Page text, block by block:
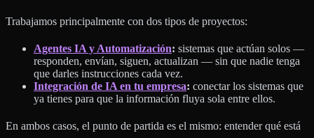
Trabajamos principalmente con dos tipos de proyectos:
Agentes IA y Automatización: sistemas que actúan solos —
responden, envían, siguen, actualizan — sin que nadie tenga
que darles instrucciones cada vez.
Integración de IA en tu empresa: conectar los sistemas que
ya tienes para que la información fluya sola entre ellos.
En ambos casos, el punto de partida es el mismo: entender qué está